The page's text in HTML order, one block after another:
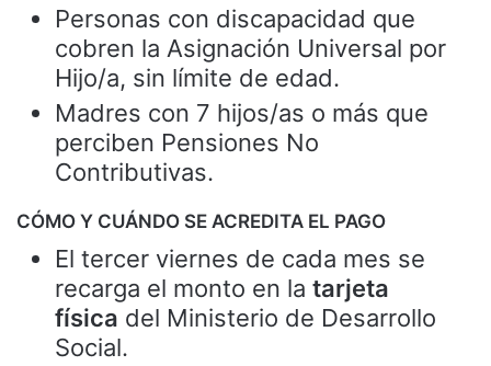
Personas con discapacidad que
cobren la Asignación Universal por
Hijo/a, sin límite de edad.
Madres con 7 hijos/as o más que
perciben Pensiones No
Contributivas.
CÓMO Y CUÁNDO SE ACREDITA EL PAGO
El tercer viernes de cada mes se
recarga el monto en la tarjeta
física del Ministerio de Desarrollo
Social.